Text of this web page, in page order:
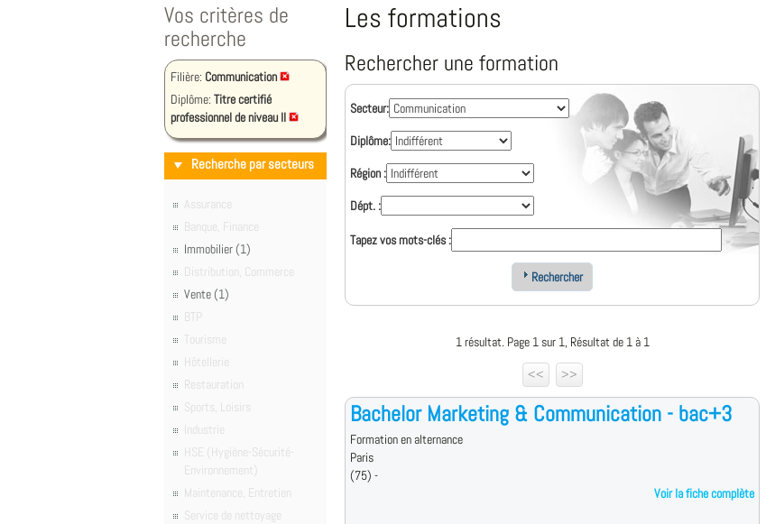
Vos critères de
recherche
Filière: Communication
Diplôme: Titre certifié
professionnel de niveau II
Recherche par secteurs
Assurance
Banque, Finance
Immobilier (1)
Distribution, Commerce
Vente (1)
BTP
Tourisme
Hôtellerie
Restauration
Sports, Loisirs
Industrie
HSE (Hygiène-Sécurité-
Environnement)
Maintenance, Entretien
Service de nettoyage
Les formations
Rechercher une formation
Secteur:
Diplôme:
Région :
Dépt. :
Tapez vos mots-clés :
Rechercher
1 résultat. Page 1 sur 1, Résultat de 1 à 1
<<
>>
Bachelor Marketing & Communication - bac+3
Formation en alternance
Paris
(75) -
Voir la fiche complète